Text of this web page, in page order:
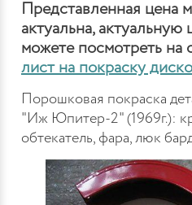
Представленная цена
актуальна, актуальную
можете посмотреть на
лист на покраску
Порошковая покраска
"Иж Юпитер-2" (1969г.):
обтекатель, фара, люк